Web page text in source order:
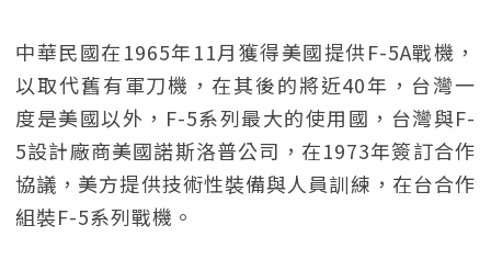
中華民國在1965年11月獲得美國提供F-5A戰機，
以取代舊有軍刀機，在其後的將近40年，台灣一
度是美國以外，F-5系列最大的使用國，台灣與F-
5設計廠商美國諾斯洛普公司，在1973年簽訂合作
協議，美方提供技術性裝備與人員訓練，在台合作
組裝F-5系列戰機。